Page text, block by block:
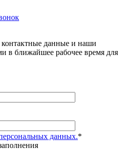
данные и наши
в ближайшее рабочее время для
данных.*